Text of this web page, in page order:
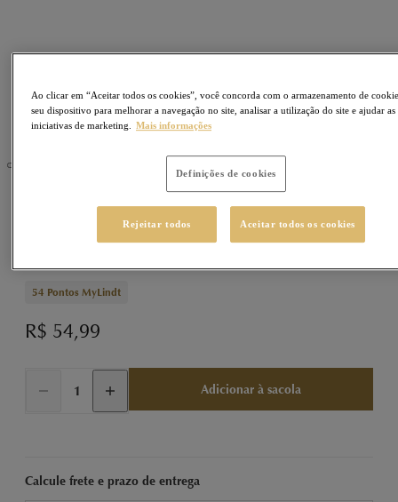
TABLETES Sku430723
Tablete de Chocolate Alcoólico com Limoncello
54 Pontos MyLindt
R$ 54,99
Adicionar à sacola
Calcule frete e prazo de entrega
Ao clicar em “Aceitar todos os cookies”, você concorda com o armazenamento de
seu dispositivo para melhorar a navegação no site, analisar a utilização do site e ajudar as
iniciativas de marketing.
Mais informações
Definições de cookies
Rejeitar todos Aceitar todos os cookies